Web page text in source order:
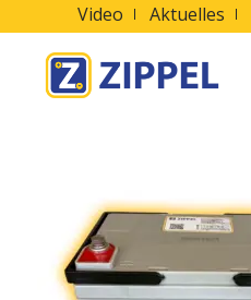
Video Aktuelles